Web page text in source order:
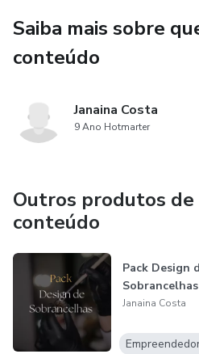
Saiba mais sobre
conteúdo
Janaina Costa
9 Ano Hotmarter
Outros produtos de
conteúdo
Pack Design
Sobrancelhas
Janaina Costa